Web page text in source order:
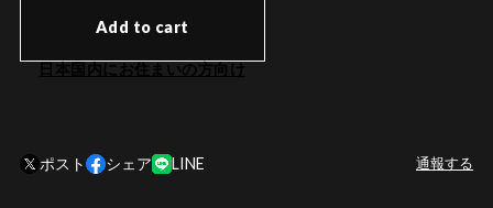
Add to cart
日本国内にお住まいの方向け
ポスト シェア LINE 通報する